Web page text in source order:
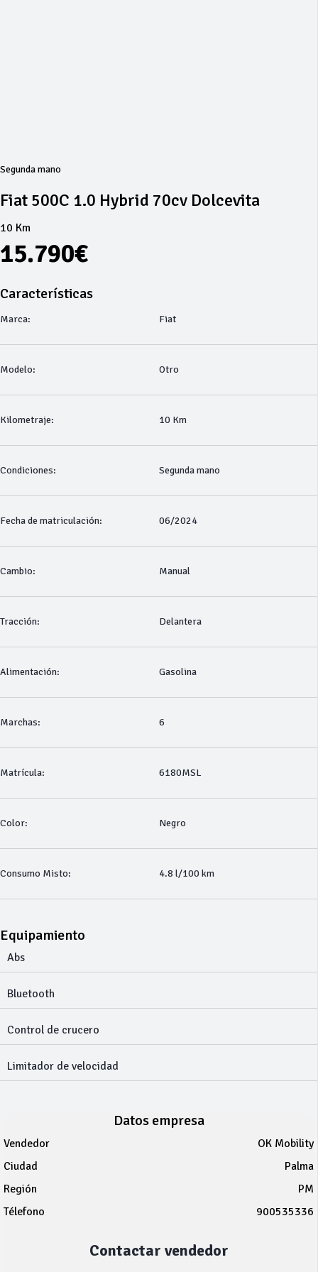
Segunda mano
Fiat 500C 1.0 Hybrid 70cv Dolcevita
10 Km
15.790€
Características
Marca: Fiat
Modelo: Otro
Kilometraje: 10 Km
Condiciones: Segunda mano
Fecha de matriculación: 06/2024
Cambio: Manual
Tracción: Delantera
Alimentación: Gasolina
Marchas: 6
Matrícula: 6180MSL
Color: Negro
Consumo Misto: 4.8 l/100 km
Equipamiento
Abs
Bluetooth
Control de crucero
Limitador de velocidad
Datos empresa
Vendedor
OK Mobility
Ciudad
Palma
Región
PM
Télefono
900535336
Contactar vendedor